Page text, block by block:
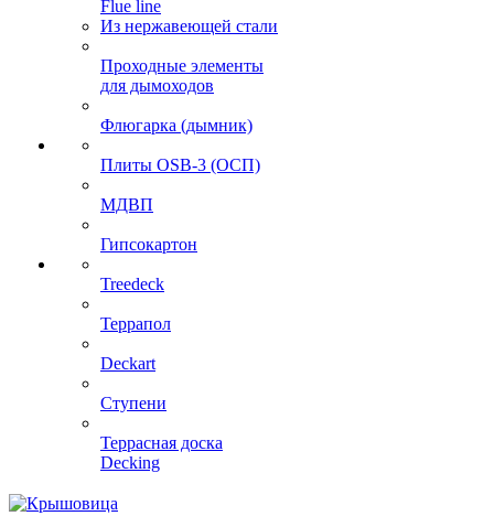
Flue line
Из нержавеющей стали
Проходные элементы
для дымоходов
Флюгарка (дымник)
Плиты OSB-3 (ОСП)
МДВП
Гипсокартон
Treedeck
Террапол
Deckart
Ступени
Террасная доска
Decking